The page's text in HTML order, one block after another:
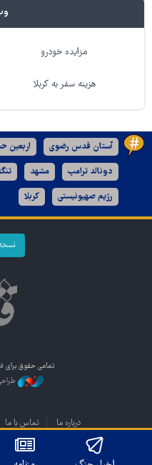
مزایده خودرو
هزینه سفر به کربلا
آستان قدس رضوی اربعین
دونالد ترامپ مشهد
رژیم صهیونیستی کربلا
تمامی حقوق برای
درباره ما تماس با ما